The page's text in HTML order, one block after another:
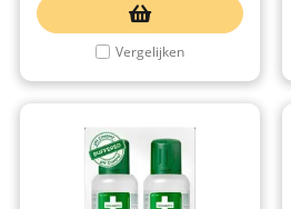
Vergelijken